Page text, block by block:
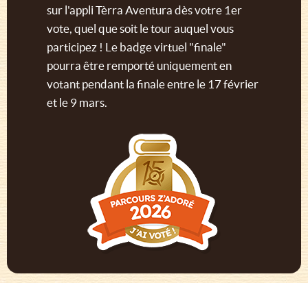
sur l'appli Tèrra Aventura dès votre 1er
vote, quel que soit le tour auquel vous
participez ! Le badge virtuel "finale"
pourra être remporté uniquement en
votant pendant la finale entre le 17 février
et le 9 mars.